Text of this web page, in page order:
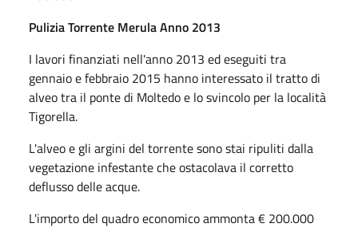
Pulizia Torrente Merula Anno 2013
I lavori finanziati nell'anno 2013 ed eseguiti tra
gennaio e febbraio 2015 hanno interessato il tratto di
alveo tra il ponte di Moltedo e lo svincolo per la località
Tigorella.
L'alveo e gli argini del torrente sono stai ripuliti dalla
vegetazione infestante che ostacolava il corretto
deflusso delle acque.
L'importo del quadro economico ammonta € 200.000